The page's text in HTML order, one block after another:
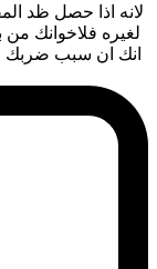
لانه اذا حصل ظد
لغيره فلاخوانك من
انك ان سبب ضربك